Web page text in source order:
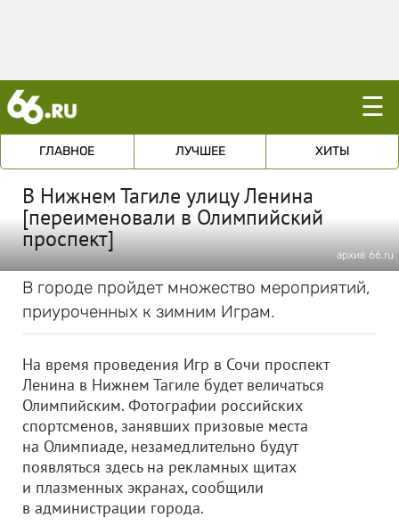
☰
ГЛАВНОЕ ЛУЧШЕЕ ХИТЫ
В Нижнем Тагиле улицу Ленина
[переименовали в Олимпийский
проспект]
архив 66.ru
В городе пройдет множество мероприятий,
приуроченных к зимним Играм.
На время проведения Игр в Сочи проспект
Ленина в Нижнем Тагиле будет величаться
Олимпийским. Фотографии российских
спортсменов, занявших призовые места
на Олимпиаде, незамедлительно будут
появляться здесь на рекламных щитах
и плазменных экранах, сообщили
в администрации города.